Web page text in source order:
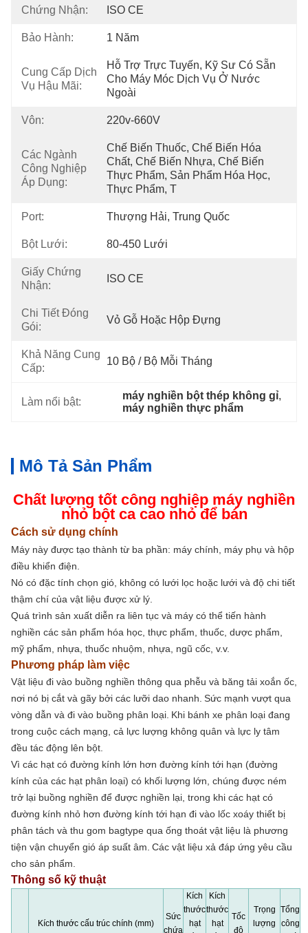
Chứng Nhận: ISO CE
Bảo Hành: 1 Năm
Cung Cấp Dịch
Vụ Hậu Mãi:
Hỗ Trợ Trực Tuyến, Kỹ Sư Có Sẵn
Cho Máy Móc Dịch Vụ Ở Nước
Ngoài
Vôn: 220v-660V
Các Ngành
Công Nghiệp
Áp Dụng:
Chế Biến Thuốc, Chế Biến Hóa
Chất, Chế Biến Nhựa, Chế Biến
Thực Phẩm, Sản Phẩm Hóa Học,
Thực Phẩm, T
Port: Thượng Hải, Trung Quốc
Bột Lưới: 80-450 Lưới
Giấy Chứng
Nhận:
ISO CE
Chi Tiết Đóng
Gói:
Vỏ Gỗ Hoặc Hộp Đựng
Khả Năng Cung
Cấp:
10 Bộ / Bộ Mỗi Tháng
Làm nổi bật:
máy nghiền bột thép không gỉ,
máy nghiền thực phẩm
Mô Tả Sản Phẩm
Chất lượng tốt công nghiệp máy nghiền
nhỏ bột ca cao nhỏ để bán
Cách sử dụng chính
Máy này được tạo thành từ ba phần: máy chính, máy phụ và hộp
điều khiển điện.
Nó có đặc tính chọn gió, không có lưới lọc hoặc lưới và độ chi tiết
thậm chí của vật liệu được xử lý.
Quá trình sản xuất diễn ra liên tục và máy có thể tiến hành
nghiền các sản phẩm hóa học, thực phẩm, thuốc, dược phẩm,
mỹ phẩm, nhựa, thuốc nhuộm, nhựa, ngũ cốc, v.v.
Phương pháp làm việc
Vật liệu đi vào buồng nghiền thông qua phễu và băng tải xoắn ốc,
nơi nó bị cắt và gãy bởi các lưỡi dao nhanh. Sức mạnh vượt qua
vòng dẫn và đi vào buồng phân loại. Khi bánh xe phân loại đang
trong cuộc cách mạng, cả lực lượng không quân và lực ly tâm
đều tác động lên bột.
Vì các hạt có đường kính lớn hơn đường kính tới hạn (đường
kính của các hạt phân loại) có khối lượng lớn, chúng được ném
trở lại buồng nghiền để được nghiền lại, trong khi các hạt có
đường kính nhỏ hơn đường kính tới hạn đi vào lốc xoáy thiết bị
phân tách và thu gom bagtype qua ống thoát vật liệu là phương
tiện vận chuyển gió áp suất âm. Các vật liệu xả đáp ứng yêu cầu
cho sản phẩm.
Thông số kỹ thuật
Kích thước cấu trúc chính (mm)
Sức
chứa
Kích
thước
hạt
Kích
thước
hạt
Tốc
độ
Trọng
lượng
Tổng
công